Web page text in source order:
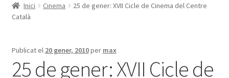
menú
ACTIVITATS
FES-TE SOCI
Inici Cinema
25 de gener: XVII Cicle de Cinema del Centre
Català
Publicat el 20 gener, 2010per max
25 de gener: XVII Cicle de